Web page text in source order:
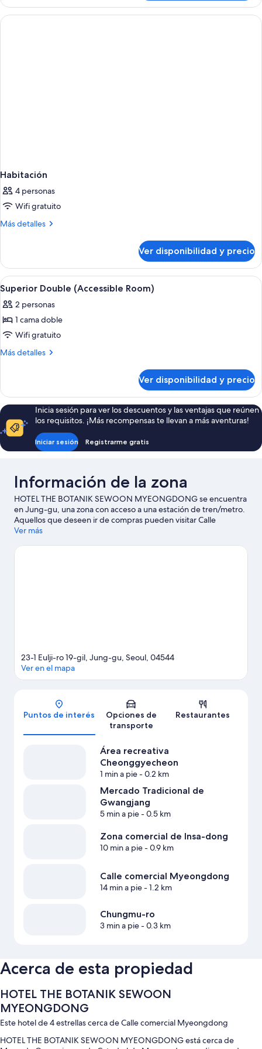
Habitación
4 personas
Wifi gratuito
Más detalles
Más
Ver disponibilidad y precio
Ver
todas
las
fotos
de
Superior
Room)
Una habitación de hotel moderna
4
Superior Double (Accessible Room)
2 personas
1 cama doble
Wifi gratuito
Más detalles
Más
Double
(Accessible
Room)
Ver disponibilidad y precio
Inicia sesión para ver los descuentos y las ventajas que reúnen
los requisitos. ¡Más recompensas te llevan a más aventuras!
Iniciar sesión Registrarme gratis
Información de la zona
HOTEL THE BOTANIK SEWOON MYEONGDONG se encuentra
en Jung-gu, una zona con acceso a una estación de tren/metro.
Aquellos que deseen ir de compras pueden visitar Calle
comercial Myeongdong y Mercado Namdaemun, mientras que
Parque histórico y cultural de Dongdaemun y Parque de la
Ver más
Mapa
23-1 Eulji-ro 19-gil, Jung-gu, Seoul, 04544
Ver en el mapa
Puntos de interés
Opciones de
transporte
Restaurantes
Área recreativa
Cheonggyecheon
1 min a pie- 0.2 km
Mercado Tradicional de
Gwangjang
5 min a pie- 0.5 km
Zona comercial de Insa-dong
10 min a pie- 0.9 km
Calle comercial Myeongdong
14 min a pie- 1.2 km
Chungmu-ro
3 min a pie- 0.3 km
Acerca de esta propiedad
HOTEL THE BOTANIK SEWOON
MYEONGDONG
Este hotel de 4 estrellas cerca de Calle comercial Myeongdong
HOTEL THE BOTANIK SEWOON MYEONGDONG está cerca de